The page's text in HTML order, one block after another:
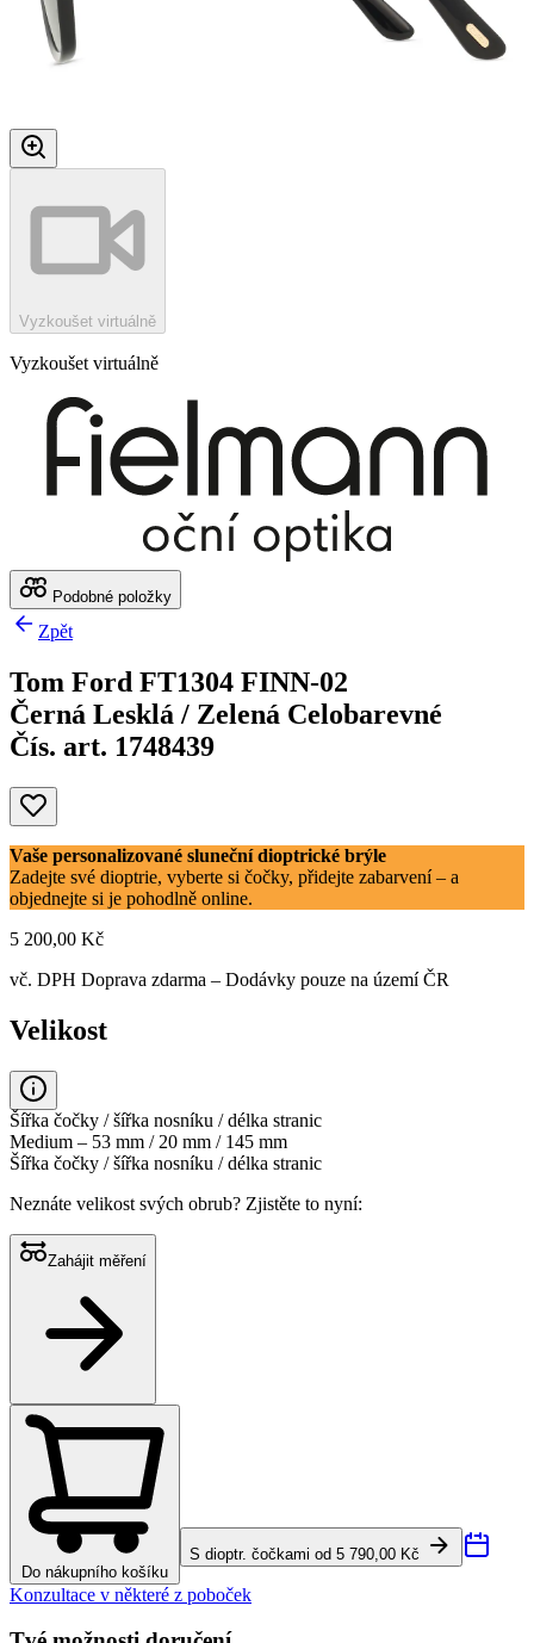
Vyzkoušet virtuálně
Vyzkoušet virtuálně
Podobné položky
Zpět
Tom Ford FT1304 FINN-02
Černá Lesklá / Zelená Celobarevné
Čís. art. 1748439
Vaše personalizované sluneční dioptrické brýle
Zadejte své dioptrie, vyberte si čočky, přidejte zabarvení – a
objednejte si je pohodlně online.
5 200,00 Kč
vč. DPH Doprava zdarma – Dodávky pouze na území ČR
Velikost
Šířka čočky / šířka nosníku / délka stranic
Medium – 53 mm / 20 mm / 145 mm
Šířka čočky / šířka nosníku / délka stranic
Neznáte velikost svých obrub? Zjistěte to nyní:
Zahájit měření
Do nákupního košíku
S dioptr. čočkami od 5 790,00 Kč
Konzultace v některé z poboček